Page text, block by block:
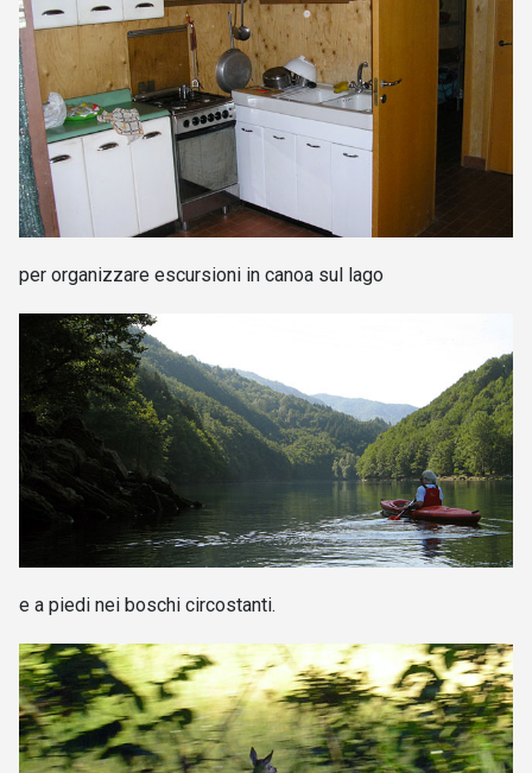
per organizzare escursioni in canoa sul lago
e a piedi nei boschi circostanti.